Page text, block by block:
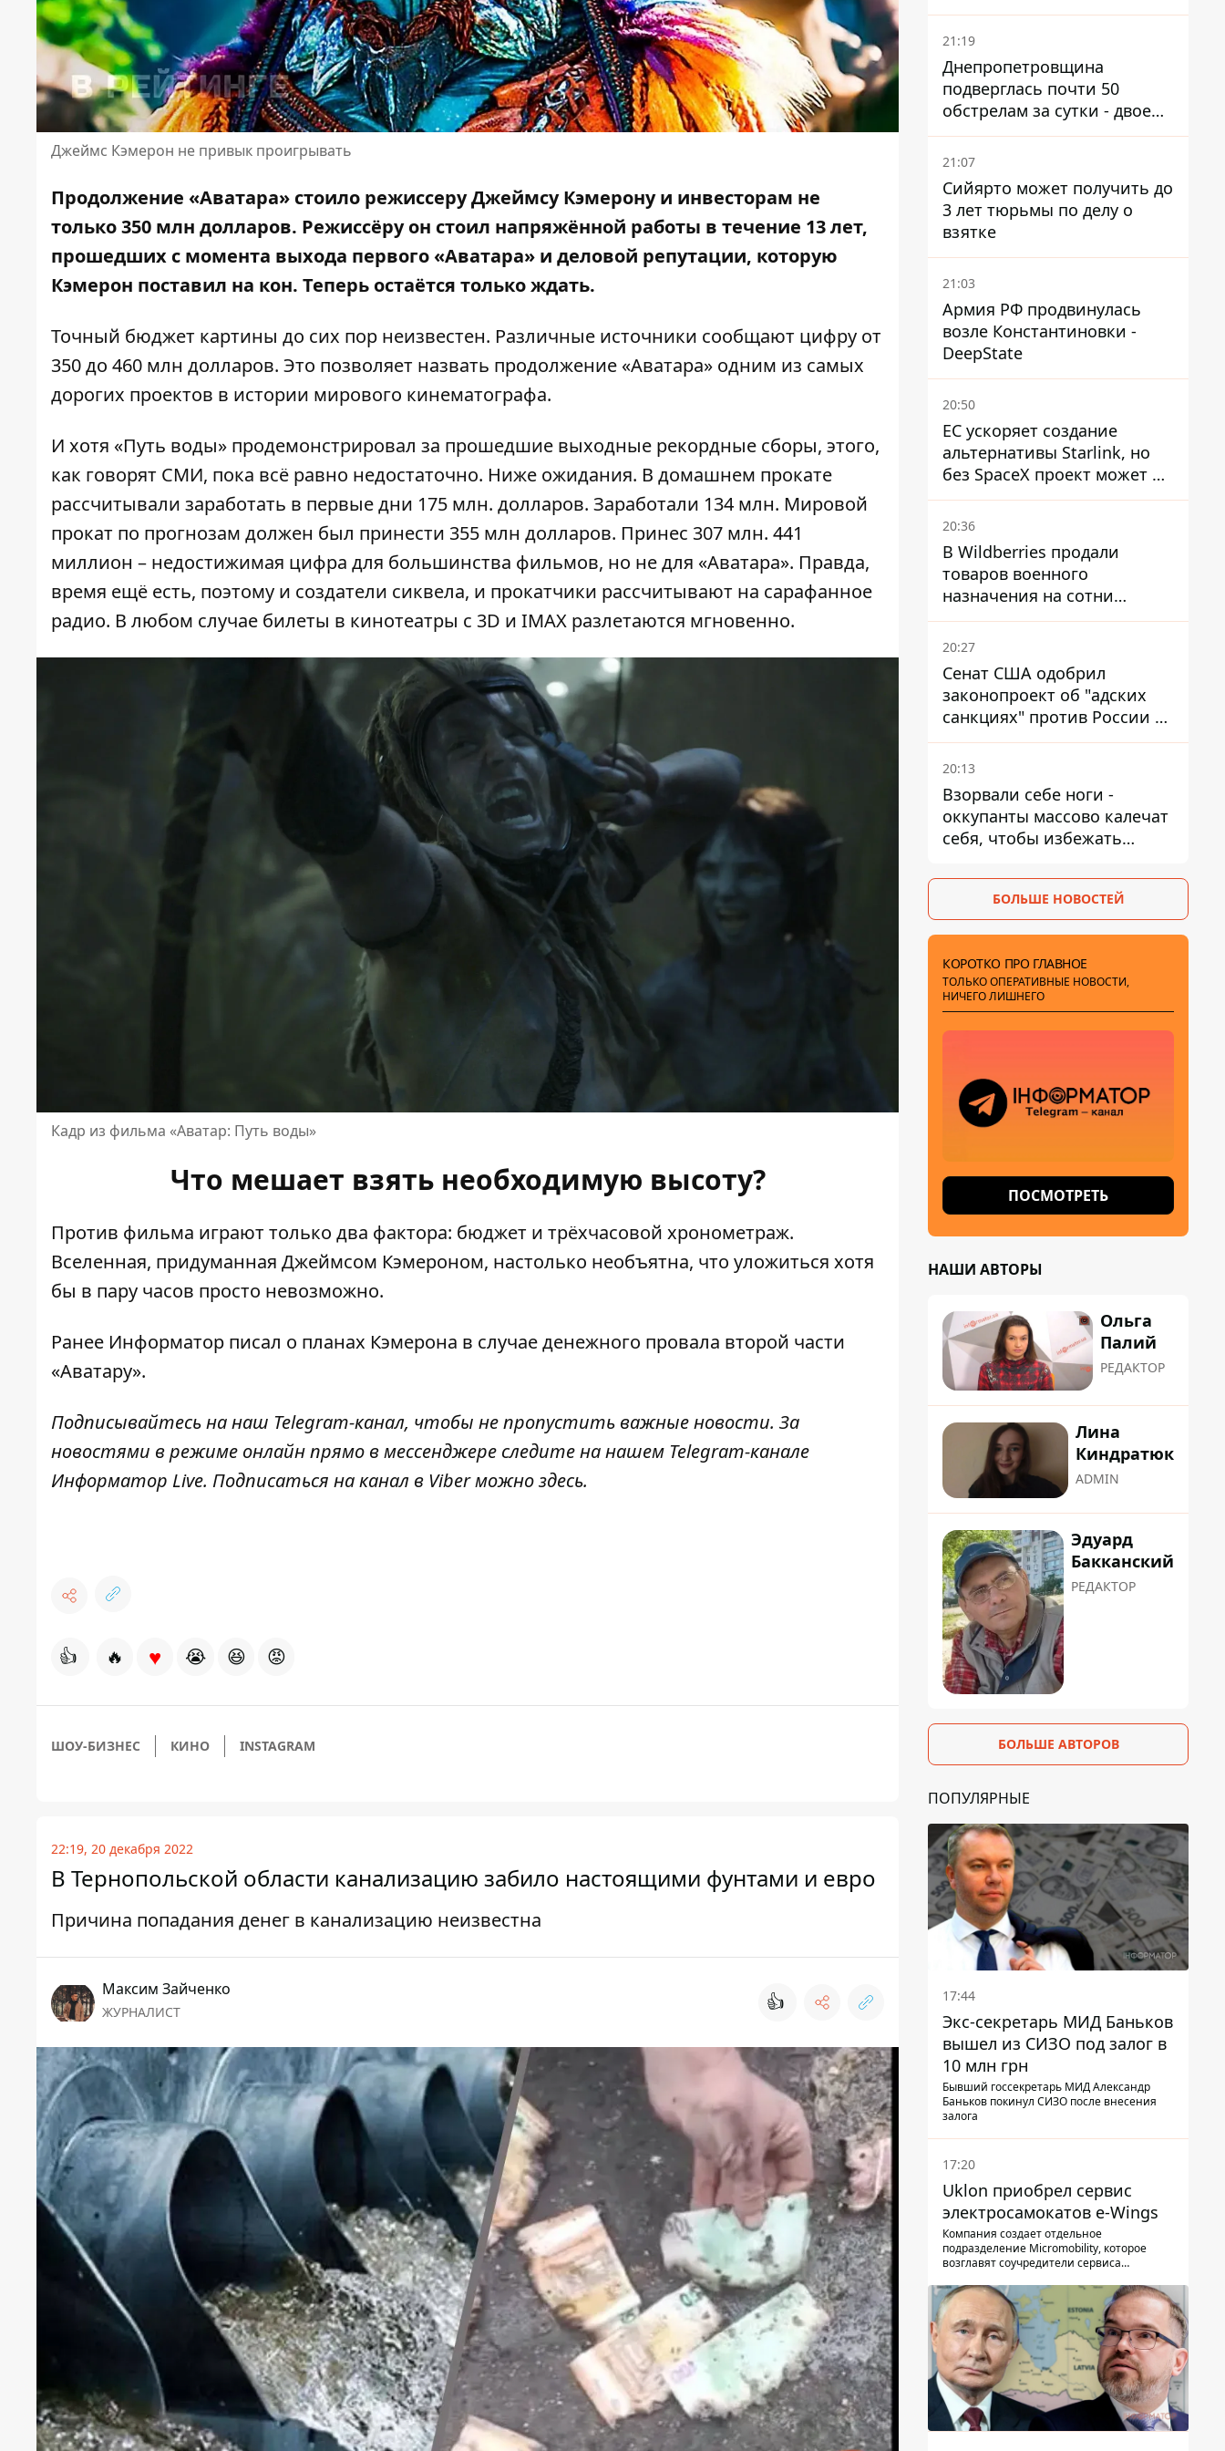
Джеймс Кэмерон не привык проигрывать
Продолжение «Аватара» стоило режиссеру Джеймсу Кэмерону и инвесторам не
только 350 млн долларов. Режиссёру он стоил напряжённой работы в течение 13 лет,
прошедших с момента выхода первого «Аватара» и деловой репутации, которую
Кэмерон поставил на кон. Теперь остаётся только ждать.
Точный бюджет картины до сих пор неизвестен. Различные источники сообщают цифру от
350 до 460 млн долларов. Это позволяет назвать продолжение «Аватара» одним из самых
дорогих проектов в истории мирового кинематографа.
И хотя «Путь воды» продемонстрировал за прошедшие выходные рекордные сборы, этого,
как говорят СМИ, пока всё равно недостаточно. Ниже ожидания. В домашнем прокате
рассчитывали заработать в первые дни 175 млн. долларов. Заработали 134 млн. Мировой
прокат по прогнозам должен был принести 355 млн долларов. Принес 307 млн. 441
миллион – недостижимая цифра для большинства фильмов, но не для «Аватара». Правда,
время ещё есть, поэтому и создатели сиквела, и прокатчики рассчитывают на сарафанное
радио. В любом случае билеты в кинотеатры с 3D и IMAX разлетаются мгновенно.
Кадр из фильма «Аватар: Путь воды»
Что мешает взять необходимую высоту?
Против фильма играют только два фактора: бюджет и трёхчасовой хронометраж.
Вселенная, придуманная Джеймсом Кэмероном, настолько необъятна, что уложиться хотя
бы в пару часов просто невозможно.
Ранее Информатор писал о планах Кэмерона в случае денежного провала второй части
«Аватару».
Подписывайтесь на наш Telegram-канал, чтобы не пропустить важные новости. За
новостями в режиме онлайн прямо в мессенджере следите на нашем Telegram-канале
Информатор Live. Подписаться на канал в Viber можноздесь.
👍 🔥 ♥ 😭 😆 😡
ШОУ-БИЗНЕС КИНО INSTAGRAM
22:19, 20 декабря 2022
В Тернопольской области канализацию забило настоящими фунтами и евро
Причина попадания денег в канализацию неизвестна
Максим Зайченко
ЖУРНАЛИСТ 👍
21:19
Днепропетровщина
подверглась почти 50
обстрелам за сутки - двое
погибших, шесть
пострадавших
21:07
Сийярто может получить до
3 лет тюрьмы по делу о
взятке
21:03
Армия РФ продвинулась
возле Константиновки -
DeepState
20:50
ЕС ускоряет создание
альтернативы Starlink, но
без SpaceX проект может не
обойтись
20:36
В Wildberries продали
товаров военного
назначения на сотни
миллионов, но удары ВСУ
изменили ситуацию
20:27
Сенат США одобрил
законопроект об "адских
санкциях" против России и
Ирана
20:13
Взорвали себе ноги -
оккупанты массово калечат
себя, чтобы избежать
БОЛЬШЕ НОВОСТЕЙ
КОРОТКО ПРО ГЛАВНОЕ
ТОЛЬКО ОПЕРАТИВНЫЕ НОВОСТИ,
НИЧЕГО ЛИШНЕГО
ПОСМОТРЕТЬ
НАШИ АВТОРЫ
Ольга
Палий
РЕДАКТОР
Лина
Киндратюк
ADMIN
Эдуард
Бакканский
РЕДАКТОР
БОЛЬШЕ АВТОРОВ
ПОПУЛЯРНЫЕ
17:44
Экс-секретарь МИД Баньков
вышел из СИЗО под залог в
10 млн грн
Бывший госсекретарь МИД Александр
Баньков покинул СИЗО после внесения
залога
17:20
Uklon приобрел сервис
электросамокатов e-Wings
Компания создает отдельное
подразделение Micromobility, которое
возглавят соучредители сервиса